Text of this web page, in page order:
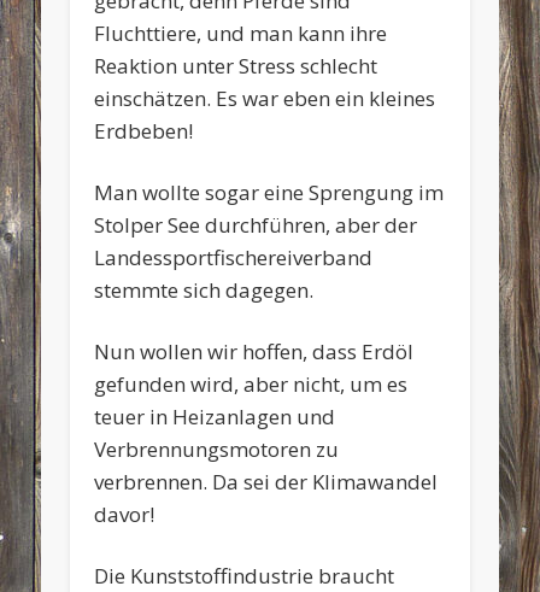
Fluchttiere, und man kann ihre
Reaktion unter Stress schlecht
einschätzen. Es war eben ein kleines
Erdbeben!
Man wollte sogar eine Sprengung im
Stolper See durchführen, aber der
Landessportfischereiverband
stemmte sich dagegen.
Nun wollen wir hoffen, dass Erdöl
gefunden wird, aber nicht, um es
teuer in Heizanlagen und
Verbrennungsmotoren zu
verbrennen. Da sei der Klimawandel
davor!
Die Kunststoffindustrie braucht